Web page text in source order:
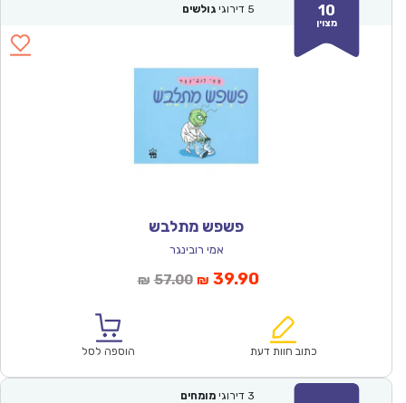
10
מצוין
5 דירוגי גולשים
פשפש מתלבש
אמי רובינגר
₪ 57.00המחיר
₪57.00.
₪ 39.90המחיר
הוא:
כתוב חוות דעת הוספה לסל
3 דירוגי מומחים